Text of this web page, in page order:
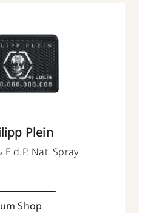
Plein
E.d.P. Nat. Spray
Shop